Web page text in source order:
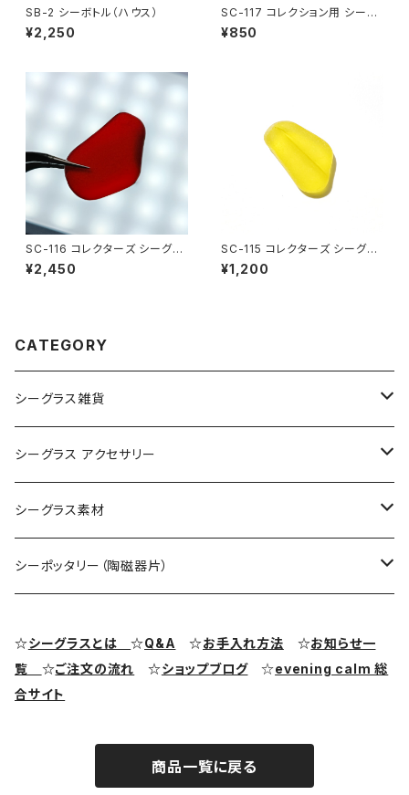
SB-2 シーボトル（ハウス）
¥2,250
SC-117 コレクション用 シーグ
ラス（白色）
¥850
SC-116 コレクターズ シーグラ
ス（ワインレッド）
¥2,450
SC-115 コレクターズ シーグラ
ス (黄色)
¥1,200
CATEGORY
シーグラス雑貨
コレクション用シーグラス
シーグラス オブジェ・置物
シーグラス アクセサリー
シーグラス ネックレス
シーグラス ペンダントヘッド（トップ）
シーグラス リング・指輪
シーグラス素材
アクセサリー用シーグラス
シーポッタリー（陶磁器片）
☆シーグラスとは☆Q&A ☆お手入れ方法 ☆お知らせ一
覧 ☆ご注文の流れ ☆ショップブログ ☆evening calm 総
合サイト
商品一覧に戻る